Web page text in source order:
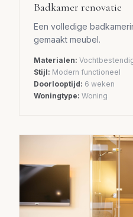
Badkamer renovatie
Een volledige
gemaakt meubel.
Materialen:
Stijl: Modern functioneel
Doorlooptijd: 6 weken
Woningtype: Woning